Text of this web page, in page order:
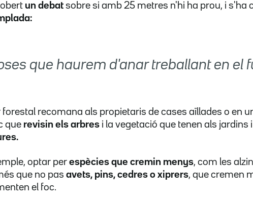
un debat sobre si amb 25 metres n'hi ha prou, i s'ha
que haurem d'anar treballant en el
recomana als propietaris de cases aïllades o en
que revisin els arbres i la vegetació que tenen als jardins
optar per espècies que cremin menys , com les
que no pas avets, pins, cedres o xiprers , que cremen
el foc.